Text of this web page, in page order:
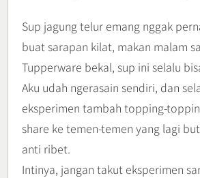
Sup jagung telur emang nggak
buat sarapan kilat, makan malam
Tupperware bekal, sup ini selalu
Aku udah ngerasain sendiri, dan
eksperimen tambah topping-
share ke temen-temen yang lagi
anti ribet.
Intinya, jangan takut eksperimen